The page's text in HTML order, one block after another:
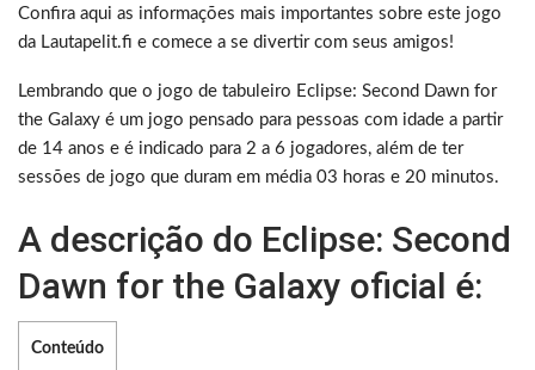
Confira aqui as informações mais importantes sobre este jogo
da Lautapelit.fi e comece a se divertir com seus amigos!
Lembrando que o jogo de tabuleiro Eclipse: Second Dawn for
the Galaxy é um jogo pensado para pessoas com idade a partir
de 14 anos e é indicado para 2 a 6 jogadores, além de ter
sessões de jogo que duram em média 03 horas e 20 minutos.
A descrição do Eclipse: Second
Dawn for the Galaxy oficial é:
Conteúdo